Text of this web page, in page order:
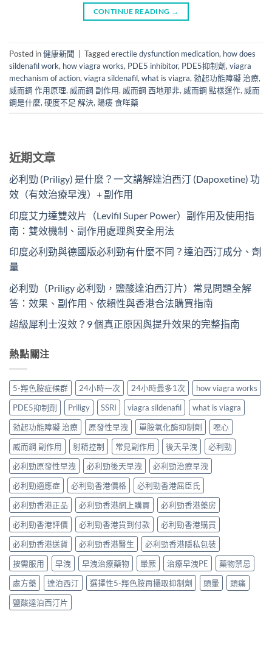
CONTINUE READING →
Posted in健康新聞 Taggederectile dysfunction medication, how does
sildenafil work, how viagra works, PDE5 inhibitor, PDE5抑制劑, viagra
mechanism of action, viagra sildenafil, what is viagra, 勃起功能障礙 治療,
威而鋼 作用原理, 威而鋼 副作用, 威而鋼 西地那非, 威而鋼 點樣運作, 威而
鋼是什麼, 硬度不足 解決, 陽痿 食咩藥
近期文章
必利勁 (Priligy) 是什麼？一文講解達泊西汀 (Dapoxetine) 功
效（有效治療早洩）+ 副作用
印度艾力達雙效片（Levifil Super Power）副作用及使用指
南：雙效機制、副作用處理與安全用法
印度必利勁與德國版必利勁有什麼不同？達泊西汀成分、劑
量
必利勁（Priligy 必利勁，鹽酸達泊西汀片）常見問題全解
答：效果、副作用、依賴性與香港合法購買指南
超級犀利士沒效？9 個真正原因與提升效果的完整指南
熱點關注
5-羥色胺症候群 24小時一次 24小時最多1次
how viagra works
PDE5抑制劑
Priligy SSRI viagra sildenafil
what is viagra
勃起功能障礙 治療
原發性早洩 單胺氧化酶抑制劑
噁心
威而鋼 副作用
射精控制 常見副作用 後天早洩
必利勁
必利勁原發性早洩
必利勁後天早洩
必利勁治療早洩
必利勁適應症
必利勁香港價格
必利勁香港屈臣氏
必利勁香港正品
必利勁香港網上購買
必利勁香港藥房
必利勁香港評價
必利勁香港貨到付款
必利勁香港購買
必利勁香港送貨
必利勁香港醫生
必利勁香港隱私包裝
按需服用
早洩 早洩治療藥物 暈厥 治療早洩PE
藥物禁忌
處方藥
達泊西汀 選擇性5-羥色胺再攝取抑制劑 頭暈
頭痛
鹽酸達泊西汀片